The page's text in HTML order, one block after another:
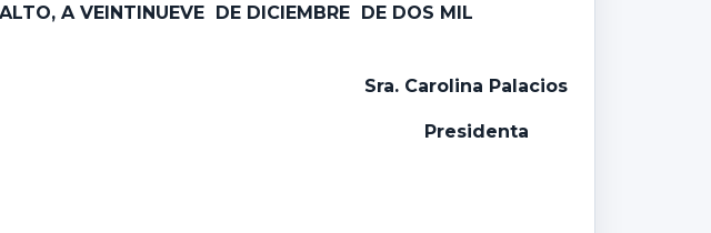
A VEINTINUEVE DE DICIEMBRE DE DOS MIL
Sra. Carolina Palacios
Presidenta